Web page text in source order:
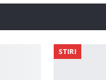
STIRI